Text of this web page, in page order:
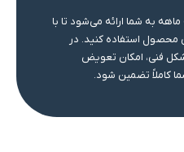
ماهه به شما ارائه می‌شود تا با
محصول استفاده کنید. در
فنی، امکان تعویض
کاملاً تضمین شود.